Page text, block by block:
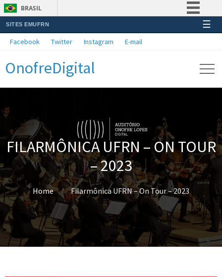
BRASIL
Simplifique!
Acesso à informação
Canais
SITES EMUFRN ☰
Facebook Twitter Instagram E-mail
OnofreDigital
FILARMÔNICA UFRN – ON TOUR
– 2023
Home Filarmônica UFRN – On Tour – 2023